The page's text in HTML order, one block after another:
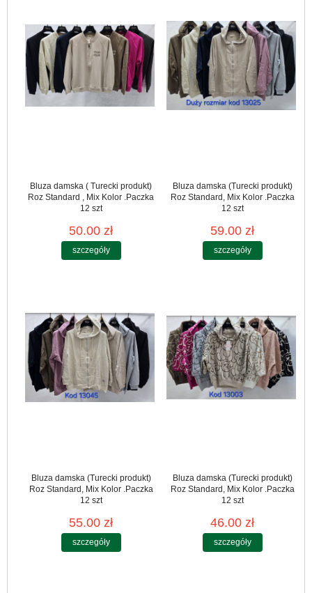
Bluza damska ( Turecki produkt)
Roz Standard , Mix Kolor .Paczka
12 szt
50.00 zł
szczegóły
Bluza damska (Turecki produkt)
Roz Standard, Mix Kolor .Paczka
12 szt
59.00 zł
szczegóły
Bluza damska (Turecki produkt)
Roz Standard, Mix Kolor .Paczka
12 szt
55.00 zł
szczegóły
Bluza damska (Turecki produkt)
Roz Standard, Mix Kolor .Paczka
12 szt
46.00 zł
szczegóły